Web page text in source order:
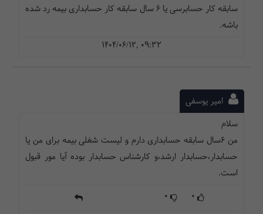
سابقه کار حسابرسی یا 6 سال سابقه کار حسابداری بیمه رد شده
باشه.
1404/06/12, 09:32
امیر یوسفی
سلام
من 6سال سابقه حسابداری دارم و لیست شغلی بیمه برای من یا
حسابدار،حسابدار ارشد،و کارشناس حسابدار بوده آیا مور قبول
است.
0
0